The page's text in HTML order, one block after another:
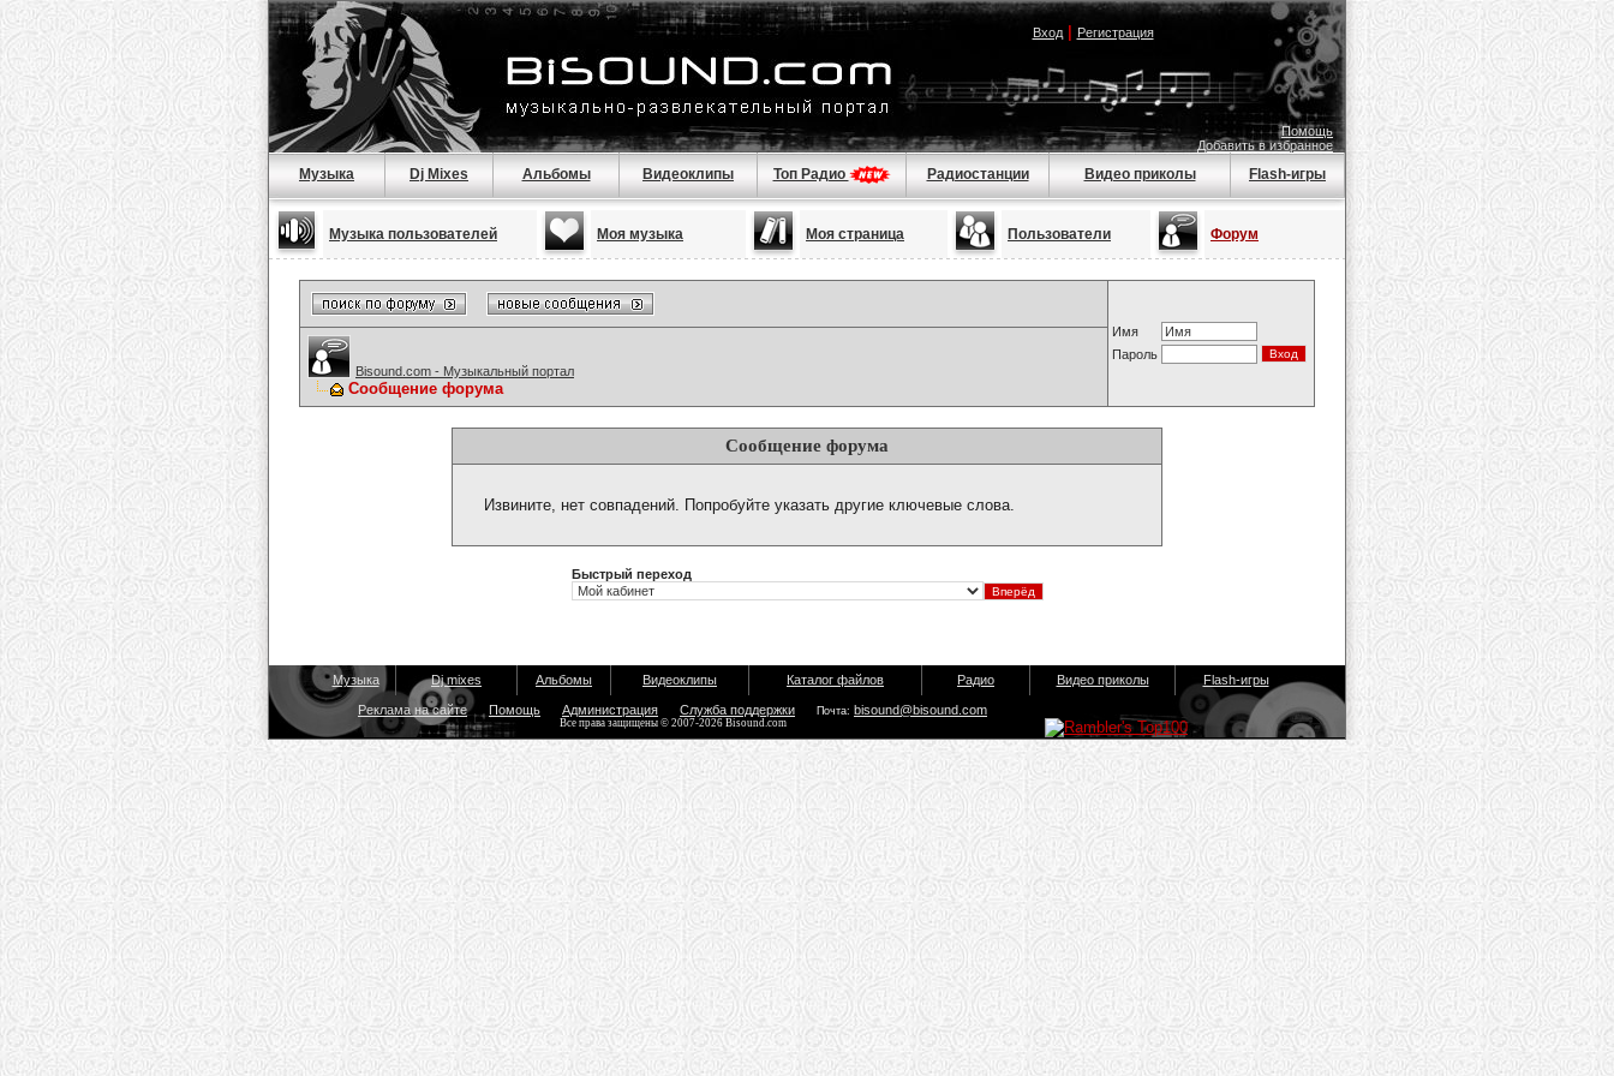
Вход| Регистрация
Помощь
Добавить в избранное
Музыка Dj Mixes Альбомы Видеоклипы Топ Радио Радиостанции Видео приколы Flash-игры
Музыка пользователей Моя музыка Моя страница Пользователи Форум
Имя
Пароль
Bisound.com - Музыкальный портал
Сообщение форума
Сообщение форума
Извините, нет совпадений. Попробуйте указать другие ключевые слова.
Быстрый переход
Музыка Dj mixes Альбомы Видеоклипы Каталог файлов Радио Видео приколы Flash-игры
Реклама на сайте Помощь Администрация Служба поддержки Почта: bisound@bisound.com
Все права защищены © 2007-2026 Bisound.com